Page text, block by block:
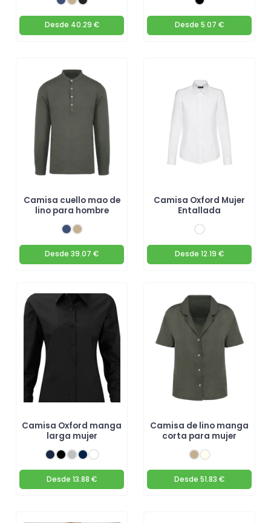
Desde 40.29 € Desde 5.07 €
Camisa cuello mao de
lino para hombre
Desde 39.07 €
Camisa Oxford Mujer
Entallada
Desde 12.19 €
Camisa Oxford manga
larga mujer
Desde 13.88 €
Camisa de lino manga
corta para mujer
Desde 51.83 €